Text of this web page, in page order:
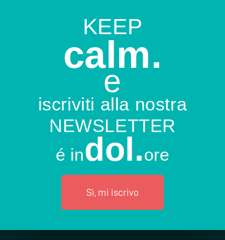
KEEP
calm.
e
iscriviti alla nostra
NEWSLETTER
é indol.ore
Sì, mi iscrivo